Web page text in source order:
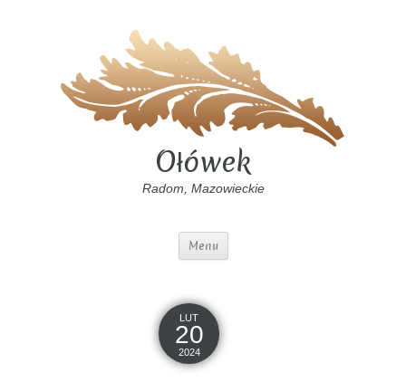
Ołówek
Radom, Mazowieckie
Menu
LUT
20
2024